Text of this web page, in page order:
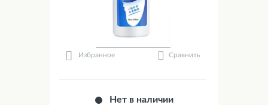
Избранное Сравнить
Нет в наличии